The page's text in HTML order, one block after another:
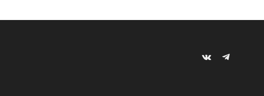
VKontakteTelegram